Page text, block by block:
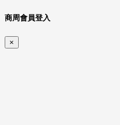
商周會員登入
×